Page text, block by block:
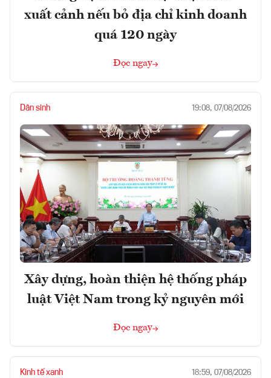
xuất cảnh nếu bỏ địa chỉ kinh doanh
quá 120 ngày
Đọc ngay
Dân sinh 19:08, 07/08/2026
Xây dựng, hoàn thiện hệ thống pháp
luật Việt Nam trong kỷ nguyên mới
Đọc ngay
Kinh tế xanh 18:59, 07/08/2026